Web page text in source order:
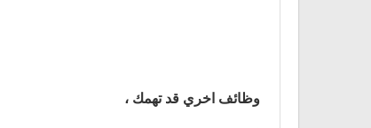
وظائف اخري قد تهمك ،